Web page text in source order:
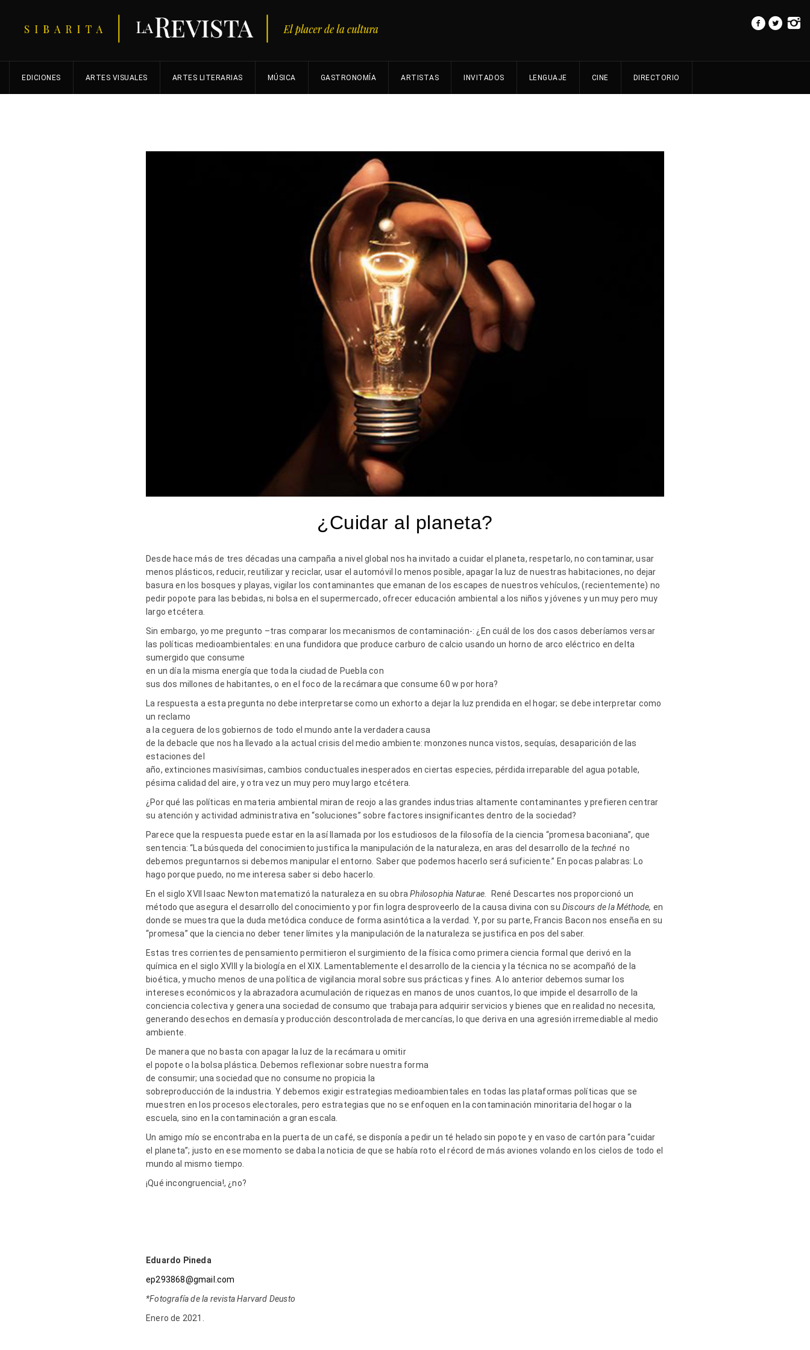
EDICIONES ARTES VISUALES ARTES LITERARIAS MÚSICA GASTRONOMÍA ARTISTAS INVITADOS LENGUAJE CINE DIRECTORIO
¿Cuidar al planeta?
Desde hace más de tres décadas una campaña a nivel global nos ha invitado a cuidar el planeta, respetarlo, no contaminar, usar
menos plásticos, reducir, reutilizar y reciclar, usar el automóvil lo menos posible, apagar la luz de nuestras habitaciones, no dejar
basura en los bosques y playas, vigilar los contaminantes que emanan de los escapes de nuestros vehículos, (recientemente) no
pedir popote para las bebidas, ni bolsa en el supermercado, ofrecer educación ambiental a los niños y jóvenes y un muy pero muy
largo etcétera.
Sin embargo, yo me pregunto –tras comparar los mecanismos de contaminación-: ¿En cuál de los dos casos deberíamos versar
las políticas medioambientales: en una fundidora que produce carburo de calcio usando un horno de arco eléctrico en delta
sumergido que consume
en un día la misma energía que toda la ciudad de Puebla con
sus dos millones de habitantes, o en el foco de la recámara que consume 60 w por hora?
La respuesta a esta pregunta no debe interpretarse como un exhorto a dejar la luz prendida en el hogar; se debe interpretar como
un reclamo
a la ceguera de los gobiernos de todo el mundo ante la verdadera causa
de la debacle que nos ha llevado a la actual crisis del medio ambiente: monzones nunca vistos, sequías, desaparición de las
estaciones del
año, extinciones masivísimas, cambios conductuales inesperados en ciertas especies, pérdida irreparable del agua potable,
pésima calidad del aire, y otra vez un muy pero muy largo etcétera.
¿Por qué las políticas en materia ambiental miran de reojo a las grandes industrias altamente contaminantes y prefieren centrar
su atención y actividad administrativa en “soluciones” sobre factores insignificantes dentro de la sociedad?
Parece que la respuesta puede estar en la así llamada por los estudiosos de la filosofía de la ciencia “promesa baconiana”, que
sentencia:“La búsqueda del conocimiento justifica la manipulación de la naturaleza, en aras del desarrollo de la techné no
debemos preguntarnos si debemos manipular el entorno. Saber que podemos hacerlo será suficiente.” En pocas palabras: Lo
hago porque puedo, no me interesa saber si debo hacerlo.
En el siglo XVII Isaac Newton matematizó la naturaleza en su obraPhilosophia Naturae.
René Descartes nos proporcionó un
método que asegura el desarrollo del conocimiento y por fin logra desproveerlo de la causa divina con suDiscours de la Méthode, en
donde se muestra que la duda metódica conduce de forma asintótica a la verdad. Y, por su parte, Francis Bacon nos enseña en su
“promesa” que la ciencia no deber tener límites y la manipulación de la naturaleza se justifica en pos del saber.
Estas tres corrientes de pensamiento permitieron el surgimiento de la física como primera ciencia formal que derivó en la
química en el siglo XVIII y la biología en el XIX. Lamentablemente el desarrollo de la ciencia y la técnica no se acompañó de la
bioética, y mucho menos de una política de vigilancia moral sobre sus prácticas y fines. A lo anterior debemos sumar los
intereses económicos y la abrazadora acumulación de riquezas en manos de unos cuantos, lo que impide el desarrollo de la
conciencia colectiva y genera una sociedad de consumo que trabaja para adquirir servicios y bienes que en realidad no necesita,
generando desechos en demasía y producción descontrolada de mercancías, lo que deriva en una agresión irremediable al medio
ambiente.
De manera que no basta con apagar la luz de la recámara u omitir
el popote o la bolsa plástica. Debemos reflexionar sobre nuestra forma
de consumir; una sociedad que no consume no propicia la
sobreproducción de la industria. Y debemos exigir estrategias medioambientales en todas las plataformas políticas que se
muestren en los procesos electorales, pero estrategias que no se enfoquen en la contaminación minoritaria del hogar o la
escuela, sino en la contaminación a gran escala.
Un amigo mío se encontraba en la puerta de un café, se disponía a pedir un té helado sin popote y en vaso de cartón para “cuidar
el planeta”; justo en ese momento se daba la noticia de que se había roto el récord de más aviones volando en los cielos de todo el
mundo al mismo tiempo.
¡Qué incongruencia!, ¿no?
Eduardo Pineda
ep293868@gmail.com
*Fotografía de la revista Harvard Deusto
Enero de 2021.